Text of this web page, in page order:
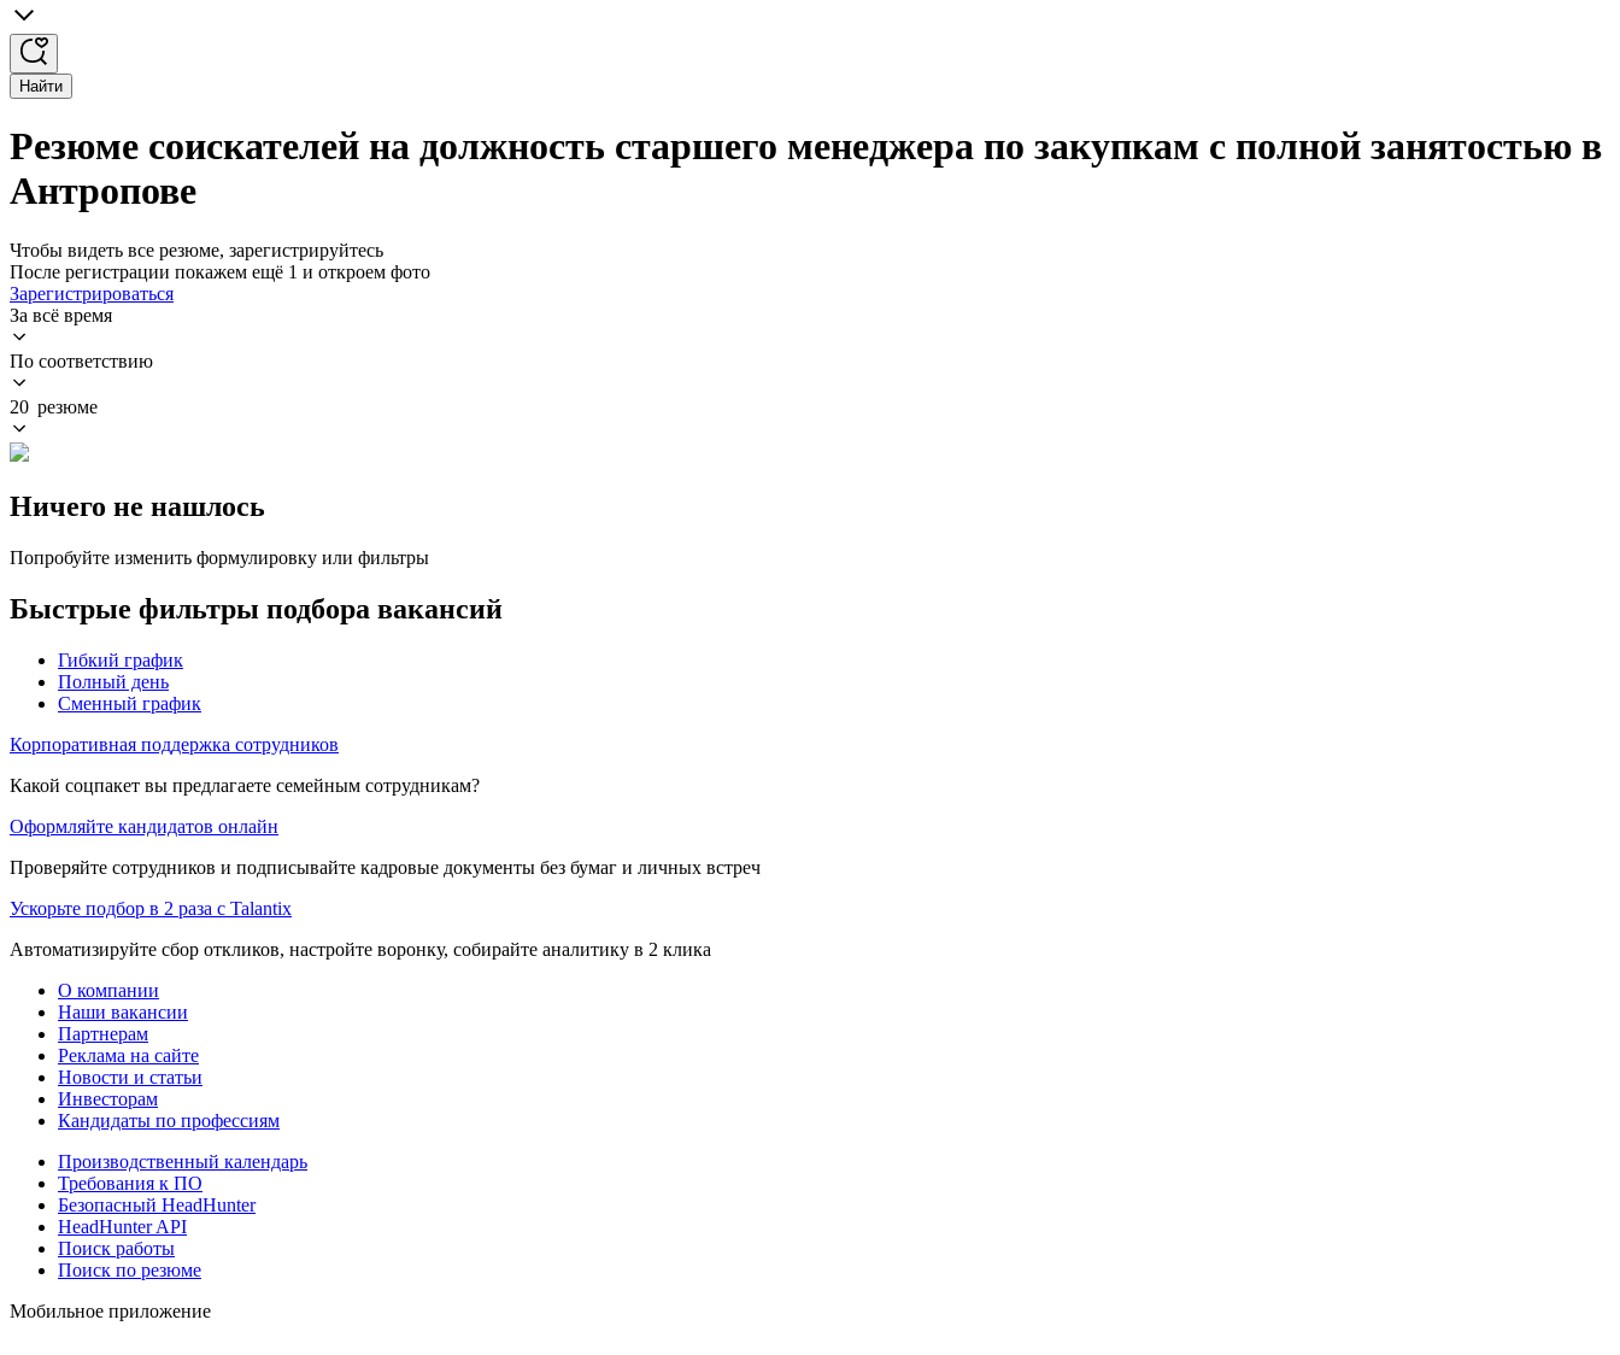
Найти
Резюме соискателей на должность старшего менеджера по закупкам с полной занятостью в
Антропове
Чтобы видеть все резюме, зарегистрируйтесь
После регистрации покажем ещё 1 и откроем фото
Зарегистрироваться
За всё время
По соответствию
20 резюме
Ничего не нашлось
Попробуйте изменить формулировку или фильтры
Быстрые фильтры подбора вакансий
Гибкий график
Полный день
Сменный график
Корпоративная поддержка сотрудников
Какой соцпакет вы предлагаете семейным сотрудникам?
Оформляйте кандидатов онлайн
Проверяйте сотрудников и подписывайте кадровые документы без бумаг и личных встреч
Ускорьте подбор в 2 раза с Talantix
Автоматизируйте сбор откликов, настройте воронку, собирайте аналитику в 2 клика
О компании
Наши вакансии
Партнерам
Реклама на сайте
Новости и статьи
Инвесторам
Кандидаты по профессиям
Производственный календарь
Требования к ПО
Безопасный HeadHunter
HeadHunter API
Поиск работы
Поиск по резюме
Мобильное приложение